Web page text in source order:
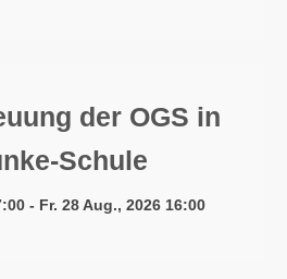
der OGS in
Schule
- Fr. 28 Aug., 2026 16:00